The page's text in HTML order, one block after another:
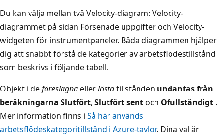
Du kan välja mellan två Velocity-diagram: Velocity-
diagrammet på sidan Försenade uppgifter och Velocity-
widgeten för instrumentpaneler. Båda diagrammen hjälper
dig att snabbt förstå de kategorier av arbetsflödestillstånd
som beskrivs i följande tabell.
Objekt i deföreslagnaellerlöstatillstånden undantas från
beräkningarna Slutfört, Slutfört sentoch Ofullständigt .
Mer information finns i Så här används
arbetsflödeskategoritillstånd i Azure-tavlor. Dina val är